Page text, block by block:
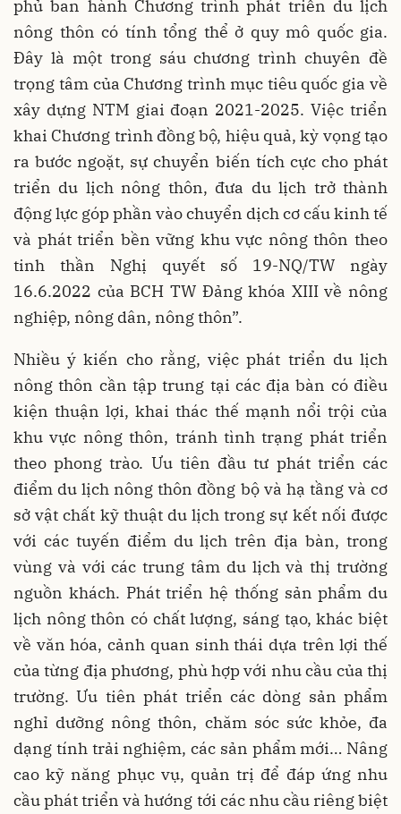
phủ ban hành Chương trình phát triển du lịch
nông thôn có tính tổng thể ở quy mô quốc gia.
Đây là một trong sáu chương trình chuyên đề
trọng tâm của Chương trình mục tiêu quốc gia về
xây dựng NTM giai đoạn 2021-2025. Việc triển
khai Chương trình đồng bộ, hiệu quả, kỳ vọng tạo
ra bước ngoặt, sự chuyển biến tích cực cho phát
triển du lịch nông thôn, đưa du lịch trở thành
động lực góp phần vào chuyển dịch cơ cấu kinh tế
và phát triển bền vững khu vực nông thôn theo
tinh thần Nghị quyết số 19-NQ/TW ngày
16.6.2022 của BCH TW Đảng khóa XIII về nông
nghiệp, nông dân, nông thôn”.
Nhiều ý kiến cho rằng, việc phát triển du lịch
nông thôn cần tập trung tại các địa bàn có điều
kiện thuận lợi, khai thác thế mạnh nổi trội của
khu vực nông thôn, tránh tình trạng phát triển
theo phong trào. Ưu tiên đầu tư phát triển các
điểm du lịch nông thôn đồng bộ và hạ tầng và cơ
sở vật chất kỹ thuật du lịch trong sự kết nối được
với các tuyến điểm du lịch trên địa bàn, trong
vùng và với các trung tâm du lịch và thị trường
nguồn khách. Phát triển hệ thống sản phẩm du
lịch nông thôn có chất lượng, sáng tạo, khác biệt
về văn hóa, cảnh quan sinh thái dựa trên lợi thế
của từng địa phương, phù hợp với nhu cầu của thị
trường. Ưu tiên phát triển các dòng sản phẩm
nghỉ dưỡng nông thôn, chăm sóc sức khỏe, đa
dạng tính trải nghiệm, các sản phẩm mới… Nâng
cao kỹ năng phục vụ, quản trị để đáp ứng nhu
cầu phát triển và hướng tới các nhu cầu riêng biệt